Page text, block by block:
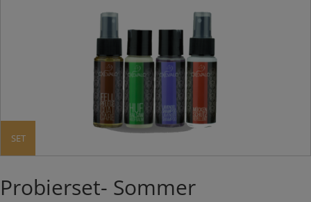
SET
Probierset- Sommer